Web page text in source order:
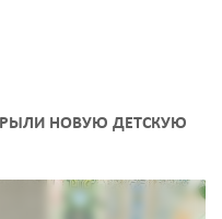
НОВУЮ ДЕТСКУЮ